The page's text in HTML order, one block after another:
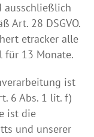
ausschließlich
Art. 28 DSGVO.
etracker alle
für 13 Monate.
ist
6 Abs. 1 lit. f)
ist die
und unserer